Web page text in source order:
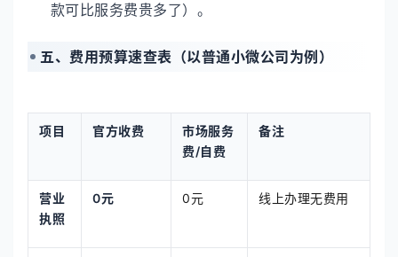
款可比服务费贵多了）。
五、费用预算速查表（以普通小微公司为例）
项目 官方收费
市场服务
费/自费
备注
营业
执照
0元 0元 线上办理无费用